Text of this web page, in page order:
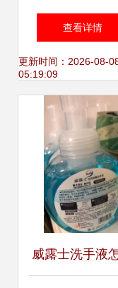
放的温柔——白
滋润健康洗手液
查看详情
更新时间：2026-08-
05:19:09
威露士洗手液